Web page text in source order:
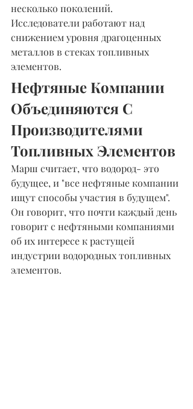
несколько поколений.
Исследователи работают над
снижением уровня драгоценных
металлов в стеках топливных
элементов.
Нефтяные Компании
Объединяются С
Производителями
Топливных Элементов
Марш считает, что водород- это
будущее, и "все нефтяные компании
ищут способы участия в будущем".
Он говорит, что почти каждый день
говорит с нефтяными компаниями
об их интересе к растущей
индустрии водородных топливных
элементов.